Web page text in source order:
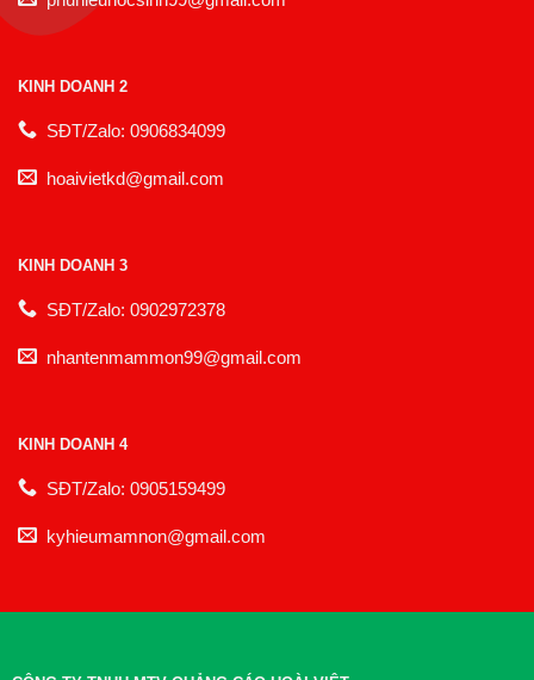
KINH DOANH 2
SĐT/Zalo: 0906834099
hoaivietkd@gmail.com
KINH DOANH 3
SĐT/Zalo: 0902972378
nhantenmammon99@gmail.com
KINH DOANH 4
SĐT/Zalo: 0905159499
kyhieumamnon@gmail.com